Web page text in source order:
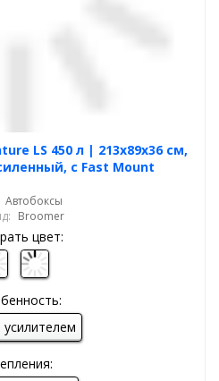
LS 450 л | 213х89х36 см,
с Fast Mount
Автобоксы
Broomer
цвет:
усилителем